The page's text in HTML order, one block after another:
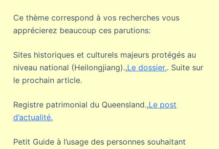
Ce thème correspond à vos recherches vous
apprécierez beaucoup ces parutions:
Sites historiques et culturels majeurs protégés au
niveau national (Heilongjiang).,Le dossier.. Suite sur
le prochain article.
Registre patrimonial du Queensland.,Le post
d’actualité.
Petit Guide à l’usage des personnes souhaitant